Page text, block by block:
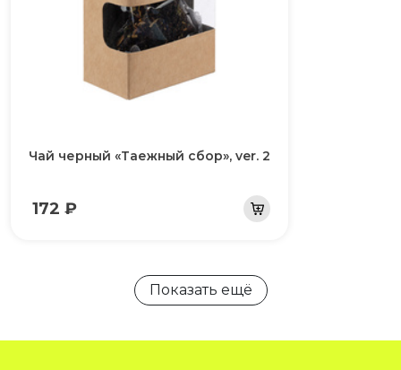
Чай черный «Таежный сбор», ver. 2
172 ₽
Показать ещё